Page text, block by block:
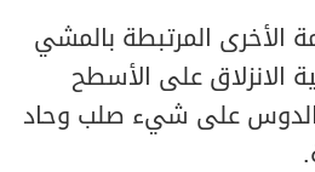
الأخرى المرتبطة بالمشي
الانزلاق على الأسطح
أو الدوس على شيء صلب وحاد